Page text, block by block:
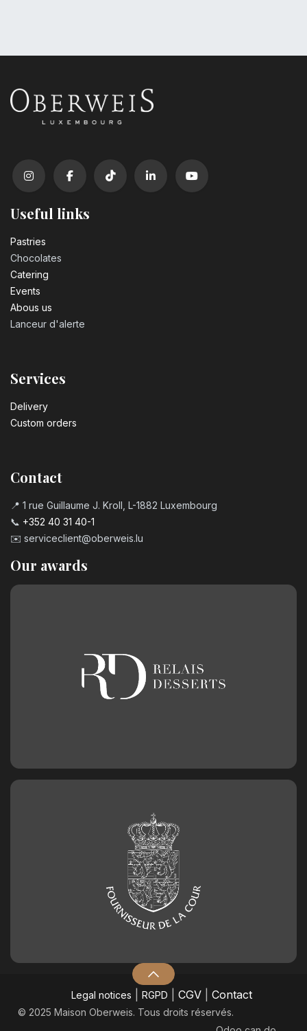
Useful links
Pastrie​s
Chocolates
Catering
Events
Abous us
Lanceur d'alerte
Services
Delivery
Custom orders
Contact
📍 1 rue Guillaume J. Kroll, L-1882 Luxembourg
📞 +352 40 31 40-1
✉️ serviceclient@oberweis.lu
Our awards
Legal notices RGPD CGV| Contact
© 2025 Maison Oberweis. Tous droits réservés.